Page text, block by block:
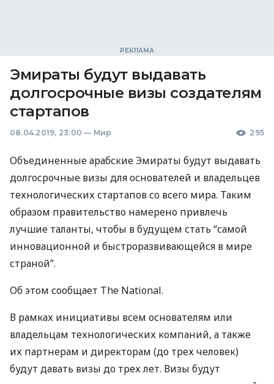
Эмираты будут выдавать
долгосрочные визы создателям
стартапов
08.04.2019, 23:00 — Мир 295
Объединенные арабские Эмираты будут выдавать
долгосрочные визы для основателей и владельцев
технологических стартапов со всего мира. Таким
образом правительство намерено привлечь
лучшие таланты, чтобы в будущем стать “самой
инновационной и быстроразвивающейся в мире
страной”.
Об этом сообщает The National.
В рамках инициативы всем основателям или
владельцам технологических компаний, а также
их партнерам и директорам (до трех человек)
будут давать визы до трех лет. Визы будут